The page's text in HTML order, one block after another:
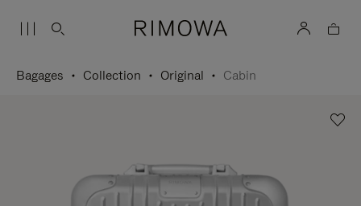
Bagages Collection Original Cabin